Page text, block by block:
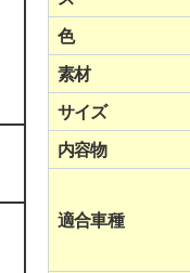
色
素材
サイズ
内容物
適合車種